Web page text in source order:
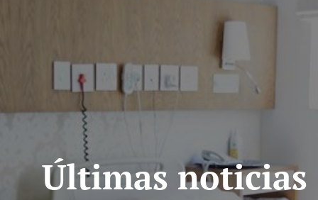
Últimas noticias